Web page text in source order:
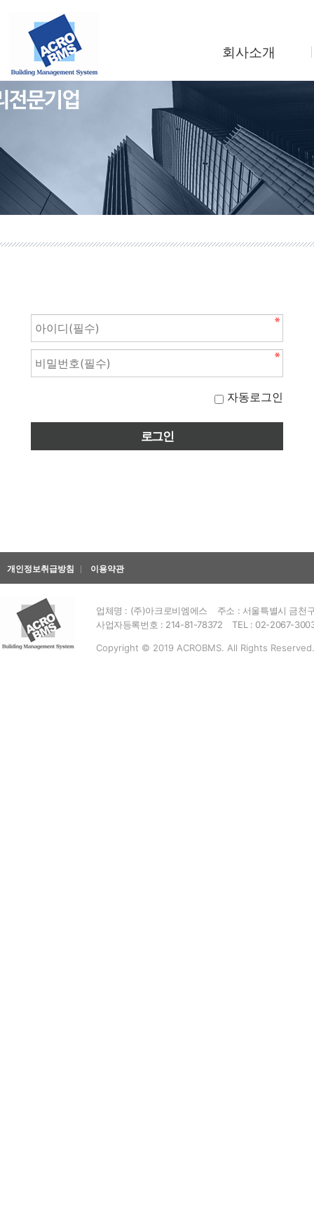
회사소개
조직도
사업소개
찾아오시는길
자동로그인
개인정보취급방침 이용약관
업체명 : (주)아크로비엠에스
주소 : 서울특별시 금천
사업자등록번호 : 214-81-78372
TEL : 02-2067-
Copyright © 2019 ACROBMS. All Rights Reserved.